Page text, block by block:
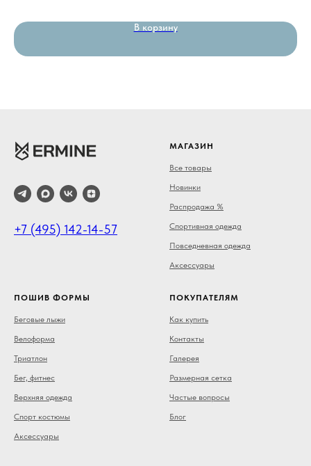
В корзину
+7 (495) 142-14-57
МАГАЗИН
Все товары
Новинки
Распродажа %
Спортивная одежда
Повседневная одежда
Аксессуары
ПОШИВ ФОРМЫ
Беговые лыжи
Велоформа
Триатлон
Бег, фитнес
Верхняя одежда
Спорт костюмы
Аксессуары
ПОКУПАТЕЛЯМ
Как купить
Контакты
Галерея
Размерная сетка
Частые вопросы
Блог